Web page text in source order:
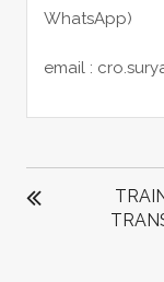
WhatsApp)
email :
POST
NAVIGATION